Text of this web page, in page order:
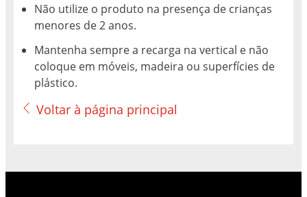
Não utilize o produto na presença de crianças
menores de 2 anos.
Mantenha sempre a recarga na vertical e não
coloque em móveis, madeira ou superfícies de
plástico.
Voltar à página principal